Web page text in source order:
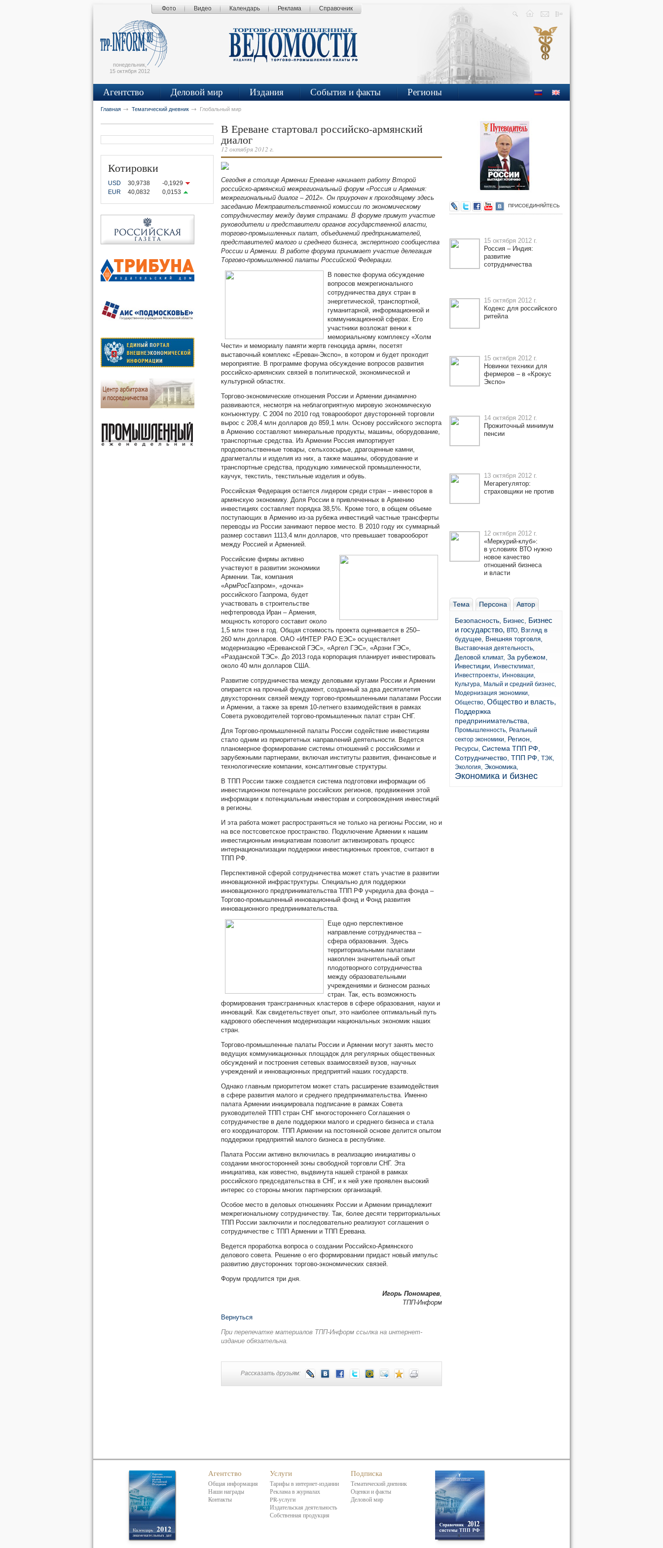
Фото Видео Календарь Реклама Справочник
понедельник,
15 октября 2012
Агентство Деловой мир Издания События и факты Регионы
Главная Тематический дневник Глобальный мир
Котировки
USD 30,9738
-0,1929
EUR
40,0832 0,0153
В Ереване стартовал российско-армянский
диалог
12 октября 2012 г.
Сегодня в столице Армении Ереване начинает работу Второй
российско-армянский межрегиональный форум «Россия и Армения:
межрегиональный диалог – 2012». Он приурочен к проходящему здесь
заседанию Межправительственной комиссии по экономическому
сотрудничеству между двумя странами. В форуме примут участие
руководители и представители органов государственной власти,
торгово-промышленных палат, объединений предпринимателей,
представителей малого и среднего бизнеса, экспертного сообщества
России и Армении. В работе форума принимает участие делегация
Торгово-промышленной палаты Российской Федерации.
В повестке форума обсуждение
вопросов межрегионального
сотрудничества двух стран в
энергетической, транспортной,
гуманитарной, информационной и
коммуникационной сферах. Его
участники возложат венки к
мемориальному комплексу «Холм
Чести» и мемориалу памяти жертв геноцида армян, посетят
выставочный комплекс «Ереван-Экспо», в котором и будет проходит
мероприятие. В программе форума обсуждение вопросов развития
российско-армянских связей в политической, экономической и
культурной областях.
Торгово-экономические отношения России и Армении динамично
развиваются, несмотря на неблагоприятную мировую экономическую
конъюнктуру. С 2004 по 2010 год товарооборот двусторонней торговли
вырос с 208,4 млн долларов до 859,1 млн. Основу российского экспорта
в Армению составляют минеральные продукты, машины, оборудование,
транспортные средства. Из Армении Россия импортирует
продовольственные товары, сельхозсырье, драгоценные камни,
драгметаллы и изделия из них, а также машины, оборудование и
транспортные средства, продукцию химической промышленности,
каучук, текстиль, текстильные изделия и обувь.
Российская Федерация остается лидером среди стран – инвесторов в
армянскую экономику. Доля России в привлеченных в Армению
инвестициях составляет порядка 38,5%. Кроме того, в общем объеме
поступающих в Армению из-за рубежа инвестиций частные трансферты
переводы из России занимают первое место. В 2010 году их суммарный
размер составил 1113,4 млн долларов, что превышает товарооборот
между Россией и Арменией.
Российские фирмы активно
участвуют в развитии экономики
Армении. Так, компания
«АрмРосГазпром», «дочка»
российского Газпрома, будет
участвовать в строительстве
нефтепровода Иран – Армения,
мощность которого составит около
1,5 млн тонн в год. Общая стоимость проекта оценивается в 250–
260 млн долларов. ОАО «ИНТЕР РАО ЕЭС» осуществляет
модернизацию «Ереванской ГЭС», «Аргел ГЭС», «Арзни ГЭС»,
«Разданской ТЭС». До 2013 года корпорация планирует инвестировать
около 40 млн долларов США.
Развитие сотрудничества между деловыми кругами России и Армении
опирается на прочный фундамент, созданный за два десятилетия
двухсторонних связей между торгово-промышленными палатами России
и Армении, а также за время 10-летнего взаимодействия в рамках
Совета руководителей торгово-промышленных палат стран СНГ.
Для Торгово-промышленной палаты России содействие инвестициям
стало одним из приоритетных направлений деятельности. Ведется
планомерное формирование системы отношений с российскими и
зарубежными партнерами, включая институты развития, финансовые и
технологические компании, консалтинговые структуры.
В ТПП России также создается система подготовки информации об
инвестиционном потенциале российских регионов, продвижения этой
информации к потенциальным инвесторам и сопровождения инвестиций
в регионы.
И эта работа может распространяться не только на регионы России, но и
на все постсоветское пространство. Подключение Армении к нашим
инвестиционным инициативам позволит активизировать процесс
интернационализации поддержки инвестиционных проектов, считают в
ТПП РФ.
Перспективной сферой сотрудничества может стать участие в развитии
инновационной инфраструктуры. Специально для поддержки
инновационного предпринимательства ТПП РФ учредила два фонда –
Торгово-промышленный инновационный фонд и Фонд развития
инновационного предпринимательства.
Еще одно перспективное
направление сотрудничества –
сфера образования. Здесь
территориальными палатами
накоплен значительный опыт
плодотворного сотрудничества
между образовательными
учреждениями и бизнесом разных
стран. Так, есть возможность
формирования трансграничных кластеров в сфере образования, науки и
инноваций. Как свидетельствует опыт, это наиболее оптимальный путь
кадрового обеспечения модернизации национальных экономик наших
стран.
Торгово-промышленные палаты России и Армении могут занять место
ведущих коммуникационных площадок для регулярных общественных
обсуждений и построения сетевых взаимосвязей вузов, научных
учреждений и инновационных предприятий наших государств.
Однако главным приоритетом может стать расширение взаимодействия
в сфере развития малого и среднего предпринимательства. Именно
палата Армении инициировала подписание в рамках Совета
руководителей ТПП стран СНГ многостороннего Соглашения о
сотрудничестве в деле поддержки малого и среднего бизнеса и стала
его координатором. ТПП Армении на постоянной основе делится опытом
поддержки предприятий малого бизнеса в республике.
Палата России активно включилась в реализацию инициативы о
создании многосторонней зоны свободной торговли СНГ. Эта
инициатива, как известно, выдвинута нашей страной в рамках
российского председательства в СНГ, и к ней уже проявлен высокий
интерес со стороны многих партнерских организаций.
Особое место в деловых отношениях России и Армении принадлежит
межрегиональному сотрудничеству. Так, более десяти территориальных
ТПП России заключили и последовательно реализуют соглашения о
сотрудничестве с ТПП Армении и ТПП Еревана.
Ведется проработка вопроса о создании Российско-Армянского
делового совета. Решение о его формировании придаст новый импульс
развитию двусторонних торгово-экономических связей.
Форум продлится три дня.
Игорь Пономарев,
ТПП-Информ
Вернуться
При перепечатке материалов ТПП-Информ ссылка на интернет-
издание обязательна.
Рассказать друзьям:
ПРИСОЕДИНЯЙТЕСЬ
15 октября 2012 г.
Россия – Индия:
развитие
сотрудничества
15 октября 2012 г.
Кодекс для российского
ритейла
15 октября 2012 г.
Новинки техники для
фермеров – в «Крокус
Экспо»
14 октября 2012 г.
Прожиточный минимум
пенсии
13 октября 2012 г.
Мегарегулятор:
страховщики не против
12 октября 2012 г.
«Меркурий-клуб»:
в условиях ВТО нужно
новое качество
отношений бизнеса
и власти
Тема Персона Автор
Безопасность, Бизнес, Бизнес
и государство, ВТО, Взгляд в
будущее, Внешняя торговля,
Выставочная деятельность,
Деловой климат, За рубежом,
Инвестиции, Инвестклимат,
Инвестпроекты, Инновации,
Культура, Малый и средний бизнес,
Модернизация экономики,
Общество, Общество и власть,
Поддержка
предпринимательства,
Промышленность, Реальный
сектор экономики, Регион,
Ресурсы, Система ТПП РФ,
Сотрудничество, ТПП РФ,
ТЭК,
Экология, Экономика,
Экономика и бизнес
Агентство
Общая информация
Наши награды
Контакты
Услуги
Тарифы в интернет-издании
Реклама в журналах
PR-услуги
Издательская деятельность
Собственная продукция
Подписка
Тематический дневник
Оценки и факты
Деловой мир